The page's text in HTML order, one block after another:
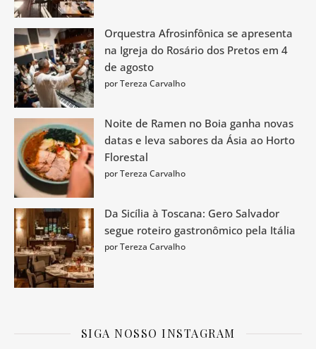
Orquestra Afrosinfônica se apresenta
na Igreja do Rosário dos Pretos em 4
de agosto
por Tereza Carvalho
Noite de Ramen no Boia ganha novas
datas e leva sabores da Ásia ao Horto
Florestal
por Tereza Carvalho
Da Sicília à Toscana: Gero Salvador
segue roteiro gastronômico pela Itália
por Tereza Carvalho
SIGA NOSSO INSTAGRAM